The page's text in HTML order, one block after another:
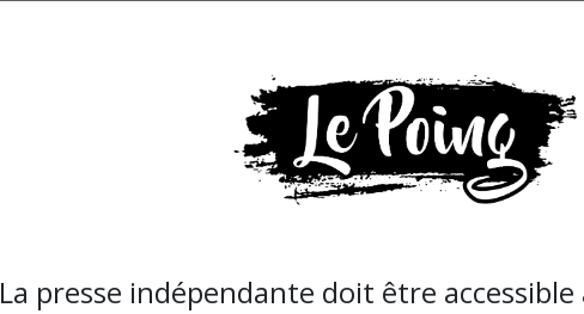
La presse indépendante doit être accessible